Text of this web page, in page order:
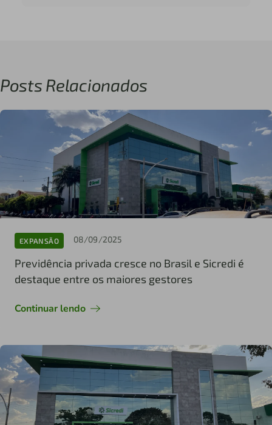
Posts Relacionados
EXPANSÃO 08/09/2025
Previdência privada cresce no Brasil e Sicredi é
destaque entre os maiores gestores
Continuar lendo